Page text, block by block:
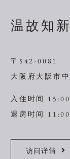
温故知
〒542-0081
大阪府大阪市
入住时间 15:00
退房时间 11:00
访问详情